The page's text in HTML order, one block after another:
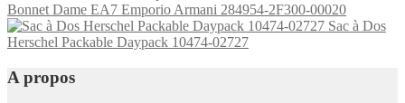
Bonnet Dame EA7 Emporio Armani 284954-2F300-00020
Sac à Dos
Herschel Packable Daypack 10474-02727
A propos